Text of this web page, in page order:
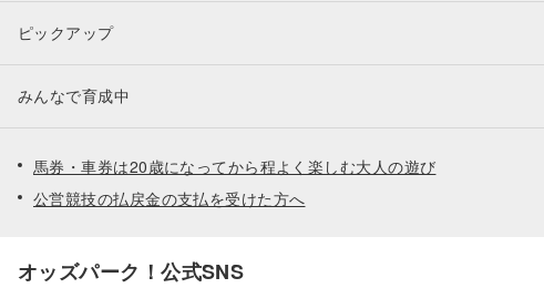
ピックアップ
みんなで育成中
馬券・車券は20歳になってから程よく楽しむ大人の遊び
公営競技の払戻金の支払を受けた方へ
オッズパーク！公式SNS